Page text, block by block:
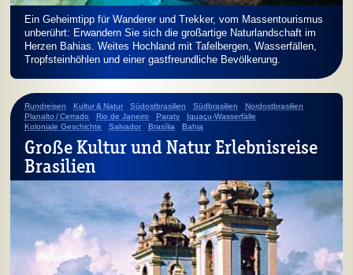
Ein Geheimtipp für Wanderer und Trekker, vom Massentourismus
unberührt: Erwandern Sie sich die großartige Naturlandschaft im
Herzen Bahias. Weites Hochland mit Tafelbergen, Wasserfällen,
Tropfsteinhöhlen und einer gastfreundliche Bevölkerung.
Rundreisen Kultur & Natur Südostbrasilien Südbrasilien
Nordostbrasilien
Planalto / Cerrado
Rio de Janeiro Paraty
Iguaçu-Wasserfälle
Koloniale Geschichte
Salvador Brasília Bahia
Große Kultur und Natur Erlebnisreise
Brasilien